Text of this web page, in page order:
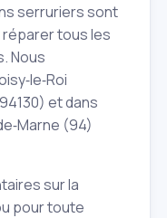
serruriers sont
tous les
Nous
et dans
(94)
sur la
pour toute